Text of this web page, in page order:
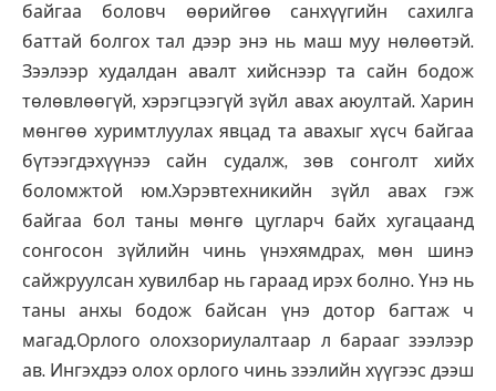
байгаа боловч өөрийгөө санхүүгийн сахилга
баттай болгох тал дээр энэ нь маш муу нөлөөтэй.
Зээлээр худалдан авалт хийснээр та сайн бодож
төлөвлөөгүй, хэрэгцээгүй зүйл авах аюултай. Харин
мөнгөө хуримтлуулах явцад та авахыг хүсч байгаа
бүтээгдэхүүнээ сайн судалж, зөв сонголт хийх
боломжтой юм.Хэрэвтехникийн зүйл авах гэж
байгаа бол таны мөнгө цугларч байх хугацаанд
сонгосон зүйлийн чинь үнэхямдрах, мөн шинэ
сайжруулсан хувилбар нь гараад ирэх болно. Үнэ нь
таны анхы бодож байсан үнэ дотор багтаж ч
магад.Орлого олохзориулалтаар л барааг зээлээр
ав. Ингэхдээ олох орлого чинь зээлийн хүүгээс дээш